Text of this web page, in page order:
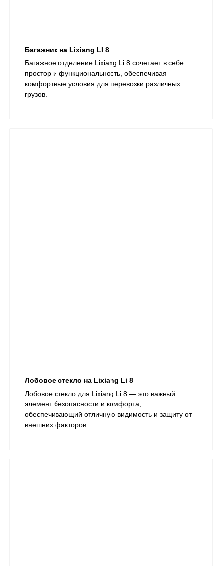
Багажник на Lixiang LI 8
Багажное отделение Lixiang Li 8 сочетает в себе
простор и функциональность, обеспечивая
комфортные условия для перевозки различных
грузов.
Лобовое стекло на Lixiang Li 8
​Лобовое стекло для Lixiang Li 8 — это важный
элемент безопасности и комфорта,
обеспечивающий отличную видимость и защиту от
внешних факторов.​